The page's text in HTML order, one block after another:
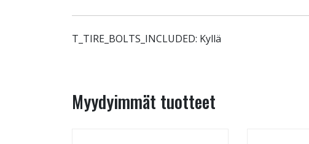
T_TIRE_BOLTS_INCLUDED: Kyllä
Myydyimmät tuotteet